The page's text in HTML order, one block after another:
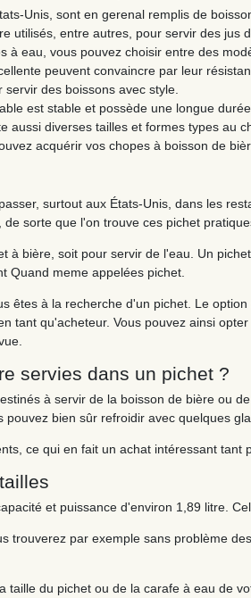
Unis, sont en gerenal remplis de
utilisés, entre autres, pour servir des jus
à eau, vous pouvez choisir entre des
peuvent convaincre par leur
des boissons avec style.
est stable et possède une longue durée
aussi diverses tailles et formes types au
acquérir vos chopes à boisson de
surtout aux États-Unis, dans les
sorte que l'on trouve ces pichet
à bière, soit pour servir de l'eau. Un
Quand meme appelées pichet.
êtes à la recherche d'un pichet. Le
tant qu'acheteur. Vous pouvez ainsi
servies dans un pichet ?
à servir de la boisson de bière ou
bien sûr refroidir avec quelques
ce qui en fait un achat intéressant tant
et puissance d'environ 1,89 litre.
trouverez par exemple sans problème
taille du pichet ou de la carafe à eau de